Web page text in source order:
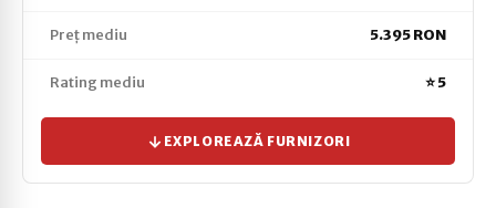
Preț mediu 5.395 RON
Rating mediu ⭐ 5
EXPLOREAZĂ FURNIZORI